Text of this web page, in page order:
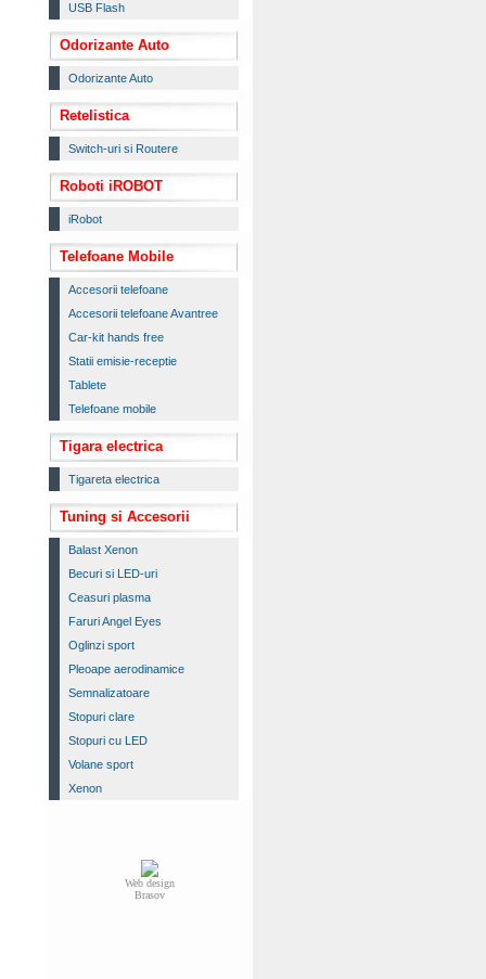
USB Flash
Odorizante Auto
Odorizante Auto
Retelistica
Switch-uri si Routere
Roboti iROBOT
iRobot
Telefoane Mobile
Accesorii telefoane
Accesorii telefoane Avantree
Car-kit hands free
Statii emisie-receptie
Tablete
Telefoane mobile
Tigara electrica
Tigareta electrica
Tuning si Accesorii
Balast Xenon
Becuri si LED-uri
Ceasuri plasma
Faruri Angel Eyes
Oglinzi sport
Pleoape aerodinamice
Semnalizatoare
Stopuri clare
Stopuri cu LED
Volane sport
Xenon
Web design
Brasov